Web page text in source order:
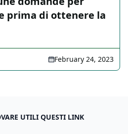
prima di ottenere la
February 24, 2023
UTILI QUESTI LINK